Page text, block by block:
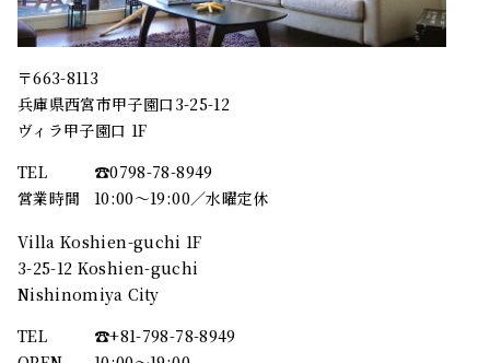
〒663-8113
兵庫県西宮市甲子園口3-25-12
ヴィラ甲子園口 1F
TEL
☎︎0798-78-8949
営業時間
10:00～19:00／水曜定休
Villa Koshien-guchi 1F
3-25-12 Koshien-guchi
Nishinomiya City
TEL
☎︎+81-798-78-8949